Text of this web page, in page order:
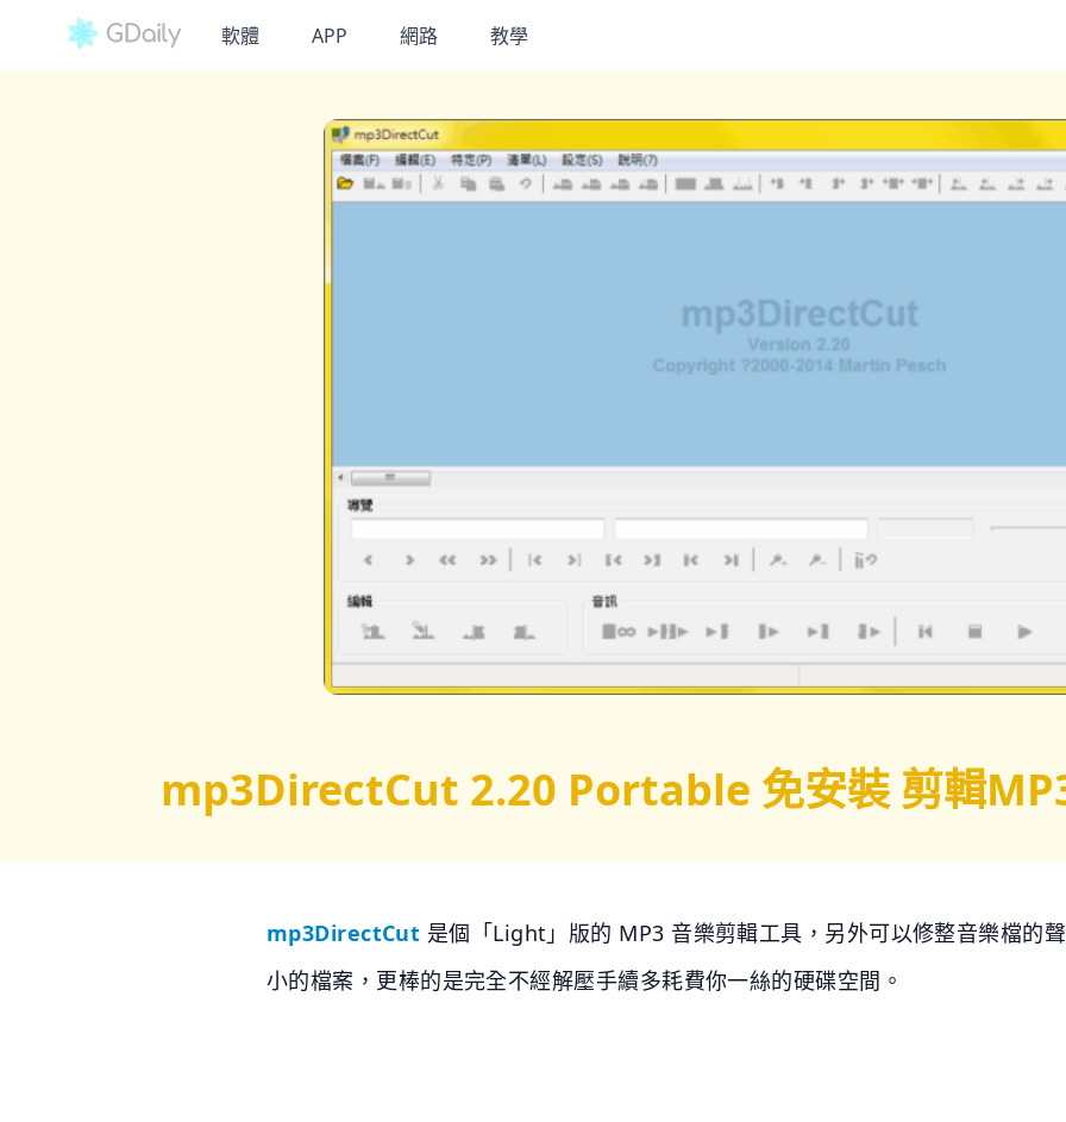
軟體 APP 網路 教學
mp3DirectCut 2.20 Portable 免安裝 剪輯
mp3DirectCut 是個「Light」版的 MP3 音樂剪輯工具，另外可以修整音樂檔的
小的檔案，更棒的是完全不經解壓手續多耗費你一絲的硬碟空間。